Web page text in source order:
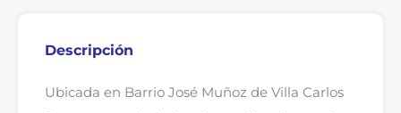
Descripción
Ubicada en Barrio José Muñoz de Villa Carlos